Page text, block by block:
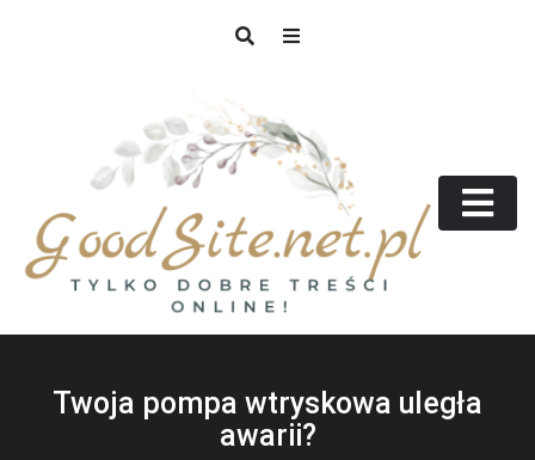
GoodSite.net.pl
Tylko dobre treści online!
Twoja pompa wtryskowa uległa
awarii?